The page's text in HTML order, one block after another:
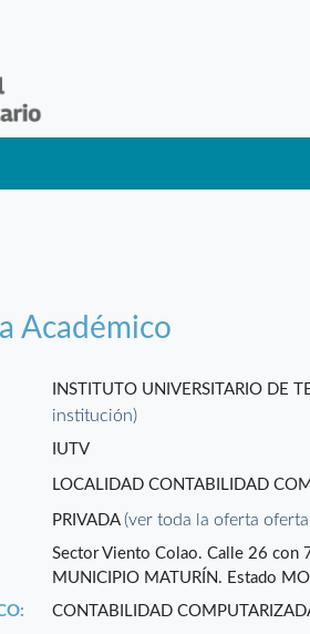
Académico
INSTITUTO UNIVERSITARIO DE
institución)
IUTV
LOCALIDAD CONTABILIDAD
PRIVADA(ver toda la oferta
Sector Viento Colao. Calle 26 con
MUNICIPIO MATURÍN. Estado
CONTABILIDAD